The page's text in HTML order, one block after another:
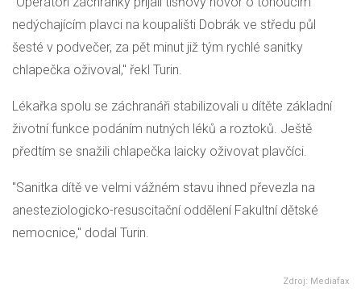
nedýchajícím plavci na koupališti Dobrák ve středu půl
šesté v podvečer, za pět minut již tým rychlé sanitky
chlapečka oživoval," řekl Turin.
Lékařka spolu se záchranáři stabilizovali u dítěte základní
životní funkce podáním nutných léků a roztoků. Ještě
předtím se snažili chlapečka laicky oživovat plavčíci.
"Sanitka dítě ve velmi vážném stavu ihned převezla na
anesteziologicko-resuscitační oddělení Fakultní dětské
nemocnice," dodal Turin.
Zdroj: Mediafax